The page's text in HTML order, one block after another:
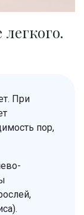
При
пор,